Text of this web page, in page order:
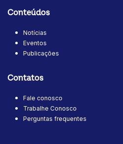
Conteúdos
Notícias
Eventos
Publicações
Contatos
Fale conosco
Trabalhe Conosco
Perguntas frequentes